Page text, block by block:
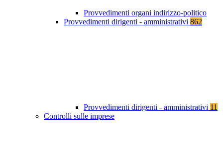
Provvedimenti organi indirizzo-politico
Provvedimenti dirigenti - amministrativi 862
Provvedimenti dirigenti - amministrativi 11
Controlli sulle imprese